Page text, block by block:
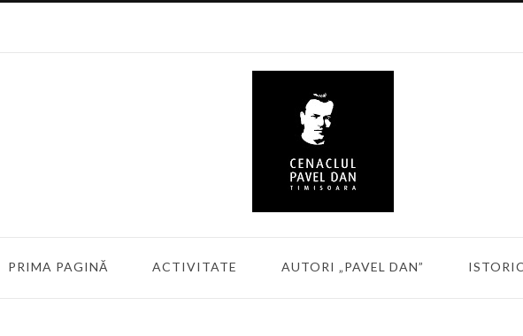
PRIMA PAGINĂ ACTIVITATE AUTORI „PAVEL DAN” ISTORIC